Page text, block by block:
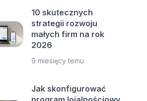
10 skutecznych
strategii rozwoju
małych firm na rok
2026
9 miesięcy temu
Jak skonfigurować